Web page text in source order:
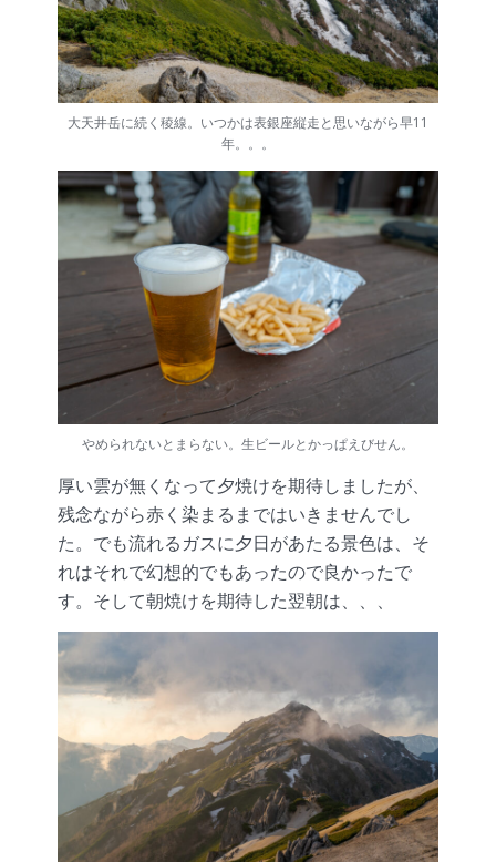
大天井岳に続く稜線。いつかは表銀座縦走と思いながら早11
年。。。
やめられないとまらない。生ビールとかっぱえびせん。
厚い雲が無くなって夕焼けを期待しましたが、
残念ながら赤く染まるまではいきませんでし
た。でも流れるガスに夕日があたる景色は、そ
れはそれで幻想的でもあったので良かったで
す。そして朝焼けを期待した翌朝は、、、